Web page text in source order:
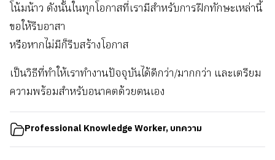
โน้มน้าว ดังนั้นในทุกโอกาสที่เรามีสำหรับการฝึกทักษะเหล่านี้
ขอให้รีบอาสา
หรือหากไม่มีก็รีบสร้างโอกาส
เป็นวิธีที่ทำให้เราทำงานปัจจุบันได้ดีกว่า/มากกว่า และเตรียม
ความพร้อมสำหรับอนาคตด้วยตนเอง
Professional Knowledge Worker,บทความ